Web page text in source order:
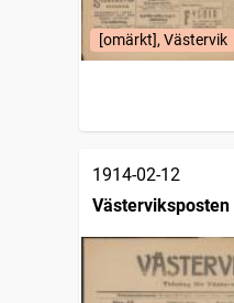
[omärkt], Västervik
1914-02-12
Västerviksposten